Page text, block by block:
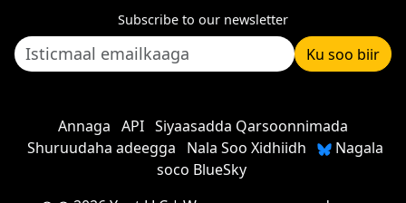
Subscribe to our newsletter
Ku soo biir
Annaga API Siyaasadda Qarsoonnimada
Shuruudaha adeegga
Nala Soo Xidhiidh
Nagala
soco BlueSky